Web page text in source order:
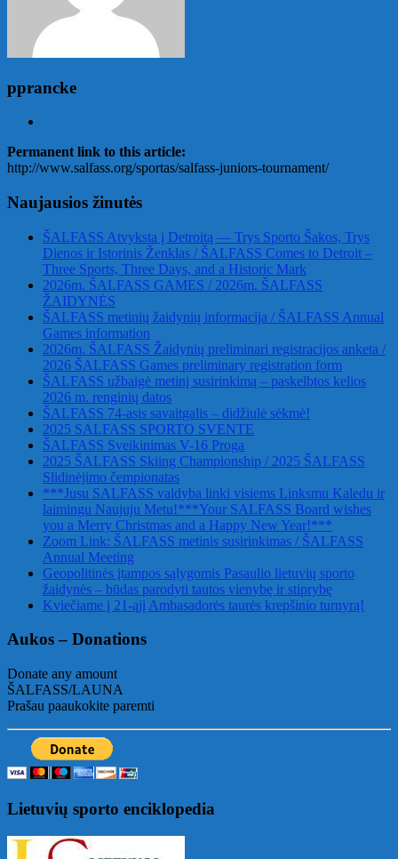
pprancke
Permanent link to this article:
http://www.salfass.org/sportas/salfass-juniors-tournament/
Naujausios žinutės
ŠALFASS Atvyksta į Detroitą — Trys Sporto Šakos, Trys
Dienos ir Istorinis Ženklas / ŠALFASS Comes to Detroit –
Three Sports, Three Days, and a Historic Mark
2026m. ŠALFASS GAMES / 2026m. ŠALFASS
ŽAIDYNĖS
ŠALFASS metinių žaidynių informacija / ŠALFASS Annual
Games information
2026m. ŠALFASS Žaidynių preliminari registracijos anketa /
2026 ŠALFASS Games preliminary registration form
ŠALFASS užbaigė metinį susirinkimą – paskelbtos kelios
2026 m. renginių datos
ŠALFASS 74-asis savaitgalis – didžiulė sėkmė!
2025 SALFASS SPORTO SVENTE
ŠALFASS Sveikinimas V-16 Proga
2025 ŠALFASS Skiing Championship / 2025 ŠALFASS
Slidinėjimo čempionatas
***Jusu SALFASS valdyba linki visiems Linksmu Kaledu ir
laimingu Naujuju Metu!***Your SALFASS Board wishes
you a Merry Christmas and a Happy New Year!***
Zoom Link: ŠALFASS metinis susirinkimas / ŠALFASS
Annual Meeting
Geopolitinės įtampos sąlygomis Pasaulio lietuvių sporto
žaidynės – būdas parodyti tautos vienybę ir stiprybę
Kviečiame į 21-ąjį Ambasadorės taurės krepšinio turnyrą!
Aukos – Donations
Donate any amount
ŠALFASS/LAUNA
Prašau paaukokite paremti
Lietuvių sporto enciklopedia